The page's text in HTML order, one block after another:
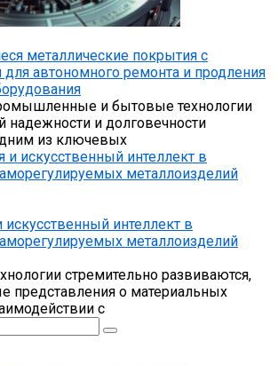
металлические покрытия с
для автономного ремонта и продления
и бытовые технологии
надежности и долговечности
из ключевых
интеллект в
металлоизделий
стремительно развиваются,
представления о материальных
с